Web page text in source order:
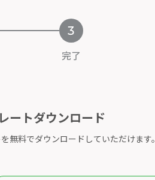
ートダウンロード
無料でダウンロードしていただけます。